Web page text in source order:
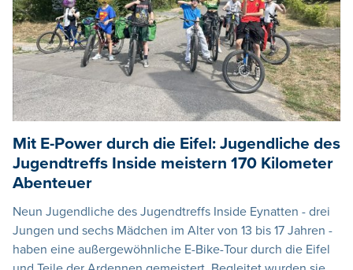
Mit E-Power durch die Eifel: Jugendliche des
Jugendtreffs Inside meistern 170 Kilometer
Abenteuer
Neun Jugendliche des Jugendtreffs Inside Eynatten - drei
Jungen und sechs Mädchen im Alter von 13 bis 17 Jahren -
haben eine außergewöhnliche E-Bike-Tour durch die Eifel